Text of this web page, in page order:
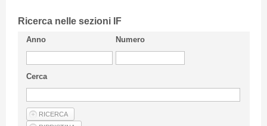
Short presentation CIFI
Guideline
Privacy & Policy
Articles
Ricerca nelle sezioni IF
Anno Numero
Cerca